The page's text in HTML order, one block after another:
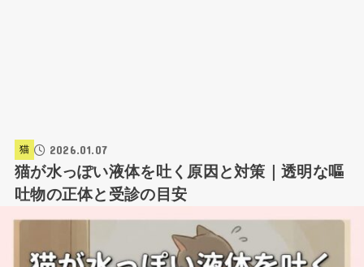
猫 2026.01.07
猫が水っぽい液体を吐く原因と対策｜透明な嘔
吐物の正体と受診の目安